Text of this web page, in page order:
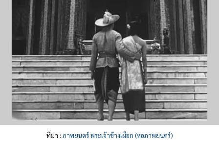
ที่มา : ภาพยนตร์ พระเจ้าช้างเผือก (หอภาพยนตร์)